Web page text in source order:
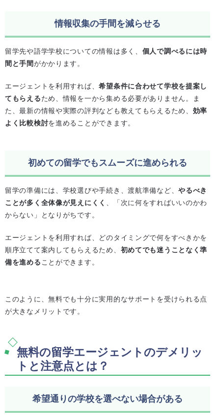
情報収集の手間を減らせる
留学先や語学学校についての情報は多く、 個人で調べるには時
間と手間がかかります。
エージェントを利用すれば、希望条件に合わせて学校を提案し
てもらえるため、情報を一から集める必要がありません。ま
た、最新の情報や実際の評判なども教えてもらえるため、 効率
よく比較検討を進めることができます。
初めての留学でもスムーズに進められる
留学の準備には、学校選びや手続き、渡航準備など、やるべき
ことが多く全体像が見えにくく 、「次に何をすればいいのかわ
からない」となりがちです。
エージェントを利用すれば、どのタイミングで何をすべきかを
順序立てて案内してもらえるため、 初めてでも迷うことなく準
備を進めることができます。
このように、無料でも十分に実用的なサポートを受けられる点
が大きなメリットです。
無料の留学エージェントのデメリッ
トと注意点とは？
希望通りの学校を選べない場合がある